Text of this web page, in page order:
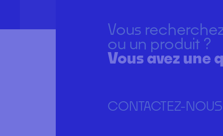
Vous
ou un produit ?
Vous avez une
CONTACTEZ-